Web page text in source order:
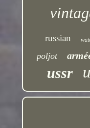
russian
poljot
ussr